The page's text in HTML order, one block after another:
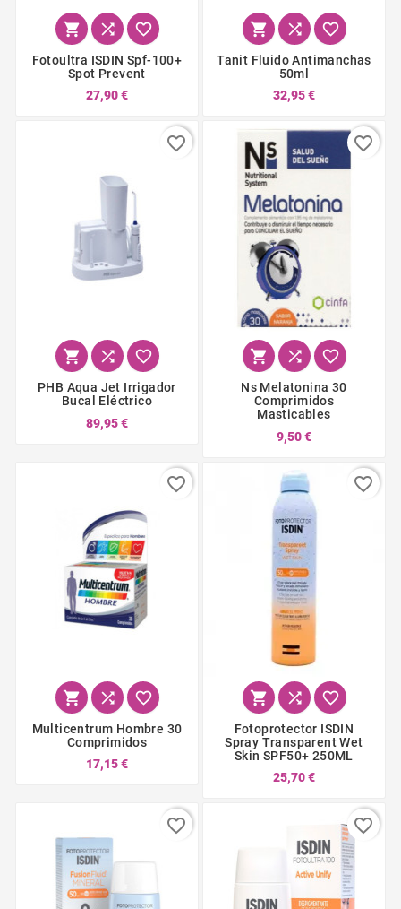
  
Fotoultra ISDIN Spf-100+
Spot Prevent
27,90 €
  
Tanit Fluido Antimanchas
50ml
32,95 €
  
PHB Aqua Jet Irrigador
Bucal Eléctrico
89,95 €
favorite_border
  
Ns Melatonina 30
Comprimidos
Masticables
9,50 €
favorite_border
  
Multicentrum Hombre 30
Comprimidos
17,15 €
favorite_border
  
Fotoprotector ISDIN
Spray Transparent Wet
Skin SPF50+ 250ML
25,70 €
favorite_border
favorite_border favorite_border